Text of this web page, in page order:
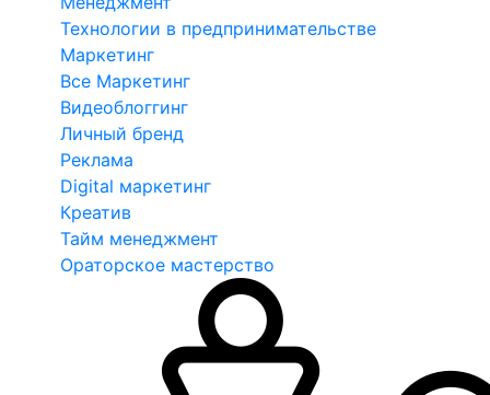
Технологии в предпринимательстве
Маркетинг
Все Маркетинг
Видеоблоггинг
Личный бренд
Реклама
Digital маркетинг
Креатив
Тайм менеджмент
Ораторское мастерство